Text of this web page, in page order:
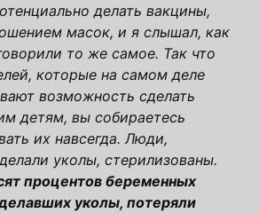
делать вакцины,
масок, и я слышал, как
то же самое. Так что
которые на самом деле
возможность сделать
детям, вы собираетесь
их навсегда. Люди,
уколы, стерилизованы.
процентов беременных
уколы, потеряли